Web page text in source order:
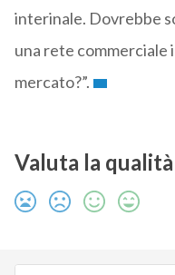
interinale. Dovrebbe
una rete commerciale
mercato?”.
Valuta la